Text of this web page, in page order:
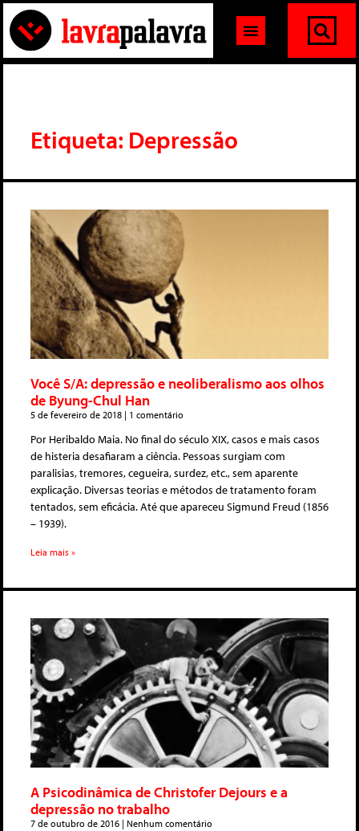
Etiqueta: Depressão
Você S/A: depressão e neoliberalismo aos olhos
de Byung-Chul Han
5 de fevereiro de 2018 1 comentário
Por Heribaldo Maia. No final do século XIX, casos e mais casos
de histeria desafiaram a ciência. Pessoas surgiam com
paralisias, tremores, cegueira, surdez, etc., sem aparente
explicação. Diversas teorias e métodos de tratamento foram
tentados, sem eficácia. Até que apareceu Sigmund Freud (1856
– 1939).
Leia mais »
A Psicodinâmica de Christofer Dejours e a
depressão no trabalho
7 de outubro de 2016 Nenhum comentário